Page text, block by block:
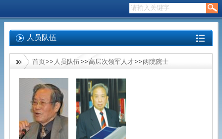
人员队伍
首页>> 人员队伍>>高层次领军人才>>两院院士